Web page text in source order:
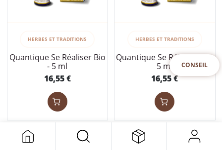
CONSEIL
HERBES ET TRADITIONS
Quantique Se Réaliser Bio
- 5 ml
16,55€
HERBES ET TRADITIONS
Quantique Se Réjouir Bio -
5 ml
16,55 €
cosmebio cosmebio